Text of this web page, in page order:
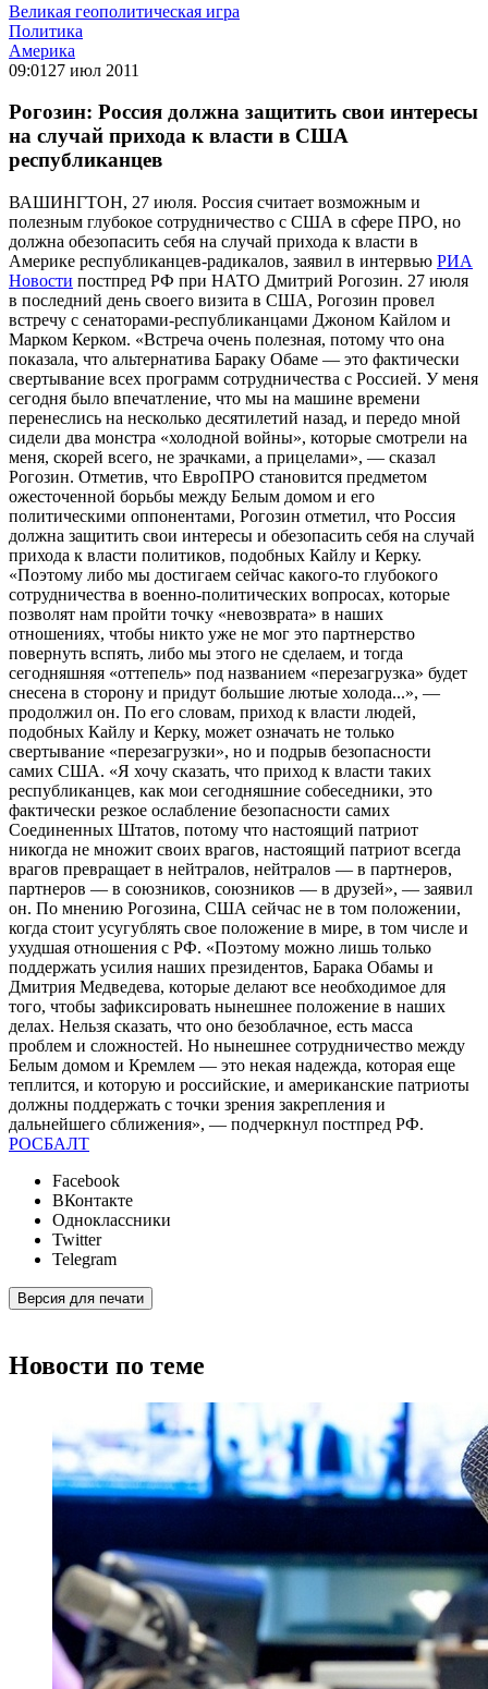
Великая геополитическая игра
Политика
Америка
09:01 27 июл 2011
Рогозин: Россия должна защитить свои интересы
на случай прихода к власти в США
республиканцев
ВАШИНГТОН, 27 июля. Россия считает возможным и
полезным глубокое сотрудничество с США в сфере ПРО, но
должна обезопасить себя на случай прихода к власти в
Америке республиканцев-радикалов, заявил в интервью РИА
Новости постпред РФ при НАТО Дмитрий Рогозин. 27 июля
в последний день своего визита в США, Рогозин провел
встречу с сенаторами-республиканцами Джоном Кайлом и
Марком Керком. «Встреча очень полезная, потому что она
показала, что альтернатива Бараку Обаме — это фактически
свертывание всех программ сотрудничества с Россией. У меня
сегодня было впечатление, что мы на машине времени
перенеслись на несколько десятилетий назад, и передо мной
сидели два монстра «холодной войны», которые смотрели на
меня, скорей всего, не зрачками, а прицелами», — сказал
Рогозин. Отметив, что ЕвроПРО становится предметом
ожесточенной борьбы между Белым домом и его
политическими оппонентами, Рогозин отметил, что Россия
должна защитить свои интересы и обезопасить себя на случай
прихода к власти политиков, подобных Кайлу и Керку.
«Поэтому либо мы достигаем сейчас какого-то глубокого
сотрудничества в военно-политических вопросах, которые
позволят нам пройти точку «невозврата» в наших
отношениях, чтобы никто уже не мог это партнерство
повернуть вспять, либо мы этого не сделаем, и тогда
сегодняшняя «оттепель» под названием «перезагрузка» будет
снесена в сторону и придут большие лютые холода...», —
продолжил он. По его словам, приход к власти людей,
подобных Кайлу и Керку, может означать не только
свертывание «перезагрузки», но и подрыв безопасности
самих США. «Я хочу сказать, что приход к власти таких
республиканцев, как мои сегодняшние собеседники, это
фактически резкое ослабление безопасности самих
Соединенных Штатов, потому что настоящий патриот
никогда не множит своих врагов, настоящий патриот всегда
врагов превращает в нейтралов, нейтралов — в партнеров,
партнеров — в союзников, союзников — в друзей», — заявил
он. По мнению Рогозина, США сейчас не в том положении,
когда стоит усугублять свое положение в мире, в том числе и
ухудшая отношения с РФ. «Поэтому можно лишь только
поддержать усилия наших президентов, Барака Обамы и
Дмитрия Медведева, которые делают все необходимое для
того, чтобы зафиксировать нынешнее положение в наших
делах. Нельзя сказать, что оно безоблачное, есть масса
проблем и сложностей. Но нынешнее сотрудничество между
Белым домом и Кремлем — это некая надежда, которая еще
теплится, и которую и российские, и американские патриоты
должны поддержать с точки зрения закрепления и
дальнейшего сближения», — подчеркнул постпред РФ.
РОСБАЛТ
Facebook
ВКонтакте
Одноклассники
Twitter
Telegram
Версия для печати
Новости по теме